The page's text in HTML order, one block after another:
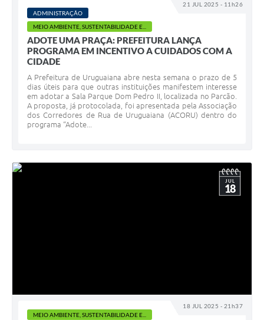
21 JUL 2025 - 11h26
ADMINISTRAÇÃO
MEIO AMBIENTE, SUSTENTABILIDADE E...
ADOTE UMA PRAÇA: PREFEITURA LANÇA
PROGRAMA EM INCENTIVO A CUIDADOS COM A
CIDADE
A Prefeitura de Uruguaiana abre nesta semana o prazo de 5
dias úteis para que outras instituições manifestem interesse
em adotar a Sala Parque Dom Pedro II, localizada no Parcão.
A proposta, já protocolada, foi apresentada pela Associação
dos Corredores de Rua de Uruguaiana (ACORU) dentro do
programa “Adote...
18 JUL 2025 - 21h37
JUL
18
MEIO AMBIENTE, SUSTENTABILIDADE E...